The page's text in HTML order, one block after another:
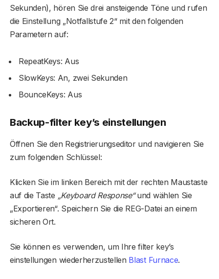
Sekunden), hören Sie drei ansteigende Töne und rufen
die Einstellung „Notfallstufe 2“ mit den folgenden
Parametern auf:
RepeatKeys: Aus
SlowKeys: An, zwei Sekunden
BounceKeys: Aus
Backup-filter key’s einstellungen
Öffnen Sie den Registrierungseditor und navigieren Sie
zum folgenden Schlüssel:
Klicken Sie im linken Bereich mit der rechten Maustaste
auf die Taste „Keyboard Response“und wählen Sie
„Exportieren“. Speichern Sie die REG-Datei an einem
sicheren Ort.
Sie können es verwenden, um Ihre filter key’s
einstellungen wiederherzustellen Blast Furnace.